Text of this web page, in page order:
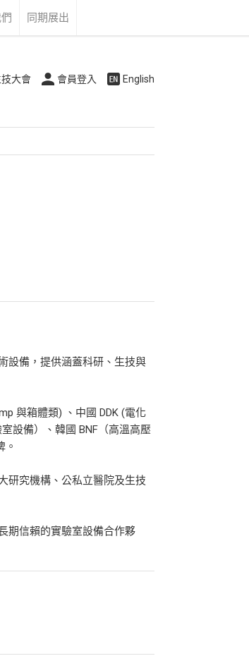
同期展出
大會 會員登入 English
設備，提供涵蓋科研、生技與
與箱體類) 、中國 DDK (電化
設備）、韓國 BNF（高溫高壓
。
研究機構、公私立醫院及生技
期信賴的實驗室設備合作夥